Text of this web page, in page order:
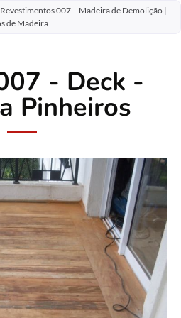
007 – Madeira de Demolição |
de Madeira
- Deck -
Pinheiros